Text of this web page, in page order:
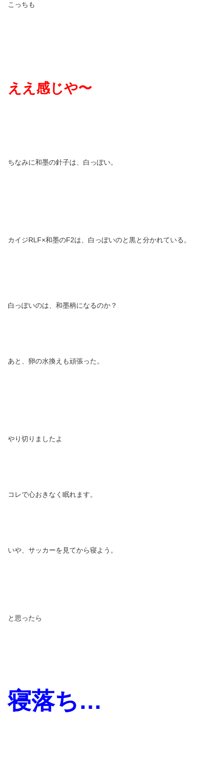
こっちも
ええ感じや〜
ちなみに和墨の針子は、白っぽい。
カイジRLF×和墨のF2は、白っぽいのと黒と分かれている。
白っぽいのは、和墨柄になるのか？
あと、卵の水換えも頑張った。
やり切りましたよ
コレで心おきなく眠れます。
いや、サッカーを見てから寝よう。
と思ったら
寝落ち…